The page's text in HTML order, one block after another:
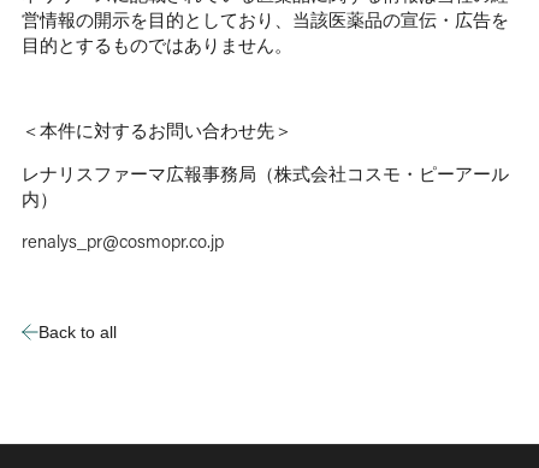
営情報の開示を目的としており、当該医薬品の宣伝・広告を
目的とするものではありません。
＜本件に対するお問い合わせ先＞
レナリスファーマ広報事務局（株式会社コスモ・ピーアール
内）
renalys_pr@cosmopr.co.jp
Back to all